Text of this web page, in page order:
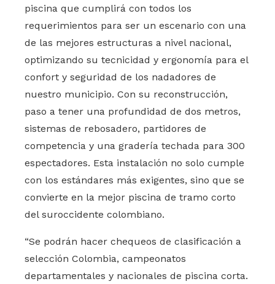
piscina que cumplirá con todos los
requerimientos para ser un escenario con una
de las mejores estructuras a nivel nacional,
optimizando su tecnicidad y ergonomía para el
confort y seguridad de los nadadores de
nuestro municipio. Con su reconstrucción,
paso a tener una profundidad de dos metros,
sistemas de rebosadero, partidores de
competencia y una gradería techada para 300
espectadores. Esta instalación no solo cumple
con los estándares más exigentes, sino que se
convierte en la mejor piscina de tramo corto
del suroccidente colombiano.
“Se podrán hacer chequeos de clasificación a
selección Colombia, campeonatos
departamentales y nacionales de piscina corta.